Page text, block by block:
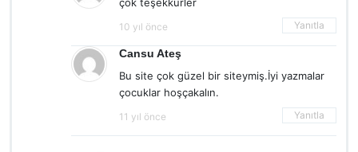
10 yıl önce Yanıtla
Cansu Ateş
Bu site çok güzel bir siteymiş.İyi yazmalar
çocuklar hoşçakalın.
11 yıl önce Yanıtla